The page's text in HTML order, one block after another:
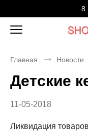
8
Главная Новости
Детские
11-05-2018
Ликвидация